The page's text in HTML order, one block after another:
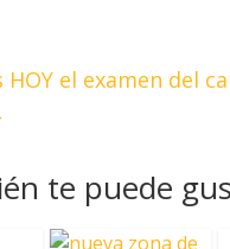
HOY el examen del
te puede